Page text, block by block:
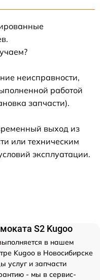
неисправности,
работой
запчасти).
выход из
или техническим
эксплуатации.
S2 Kugoo
в нашем
Kugoo в Новосибирске
услуг и запчасти
- мы в сервис-